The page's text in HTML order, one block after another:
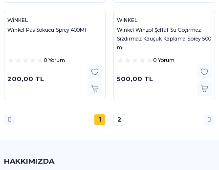
WİNKEL
Winkel Pas Sökücü Sprey 400Ml
0 Yorum
200,00 TL
WİNKEL
Winkel Winzol Şeffaf Su Geçirmez
Sızdırmaz Kauçuk Kaplama Sprey 500
ml
0 Yorum
500,00 TL
1 2
HAKKIMIZDA